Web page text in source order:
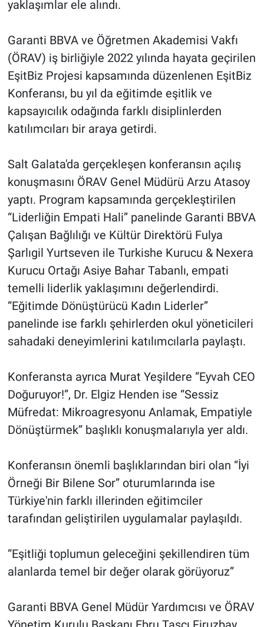
yaklaşımlar ele alındı.
Garanti BBVA ve Öğretmen Akademisi Vakfı
(ÖRAV) iş birliğiyle 2022 yılında hayata geçirilen
EşitBiz Projesi kapsamında düzenlenen EşitBiz
Konferansı, bu yıl da eğitimde eşitlik ve
kapsayıcılık odağında farklı disiplinlerden
katılımcıları bir araya getirdi.
Salt Galata'da gerçekleşen konferansın açılış
konuşmasını ÖRAV Genel Müdürü Arzu Atasoy
yaptı. Program kapsamında gerçekleştirilen
“Liderliğin Empati Hali” panelinde Garanti BBVA
Çalışan Bağlılığı ve Kültür Direktörü Fulya
Şarlıgil Yurtseven ile Turkishe Kurucu & Nexera
Kurucu Ortağı Asiye Bahar Tabanlı, empati
temelli liderlik yaklaşımını değerlendirdi.
“Eğitimde Dönüştürücü Kadın Liderler”
panelinde ise farklı şehirlerden okul yöneticileri
sahadaki deneyimlerini katılımcılarla paylaştı.
Konferansta ayrıca Murat Yeşildere “Eyvah CEO
Doğuruyor!”, Dr. Elgiz Henden ise “Sessiz
Müfredat: Mikroagresyonu Anlamak, Empatiyle
Dönüştürmek” başlıklı konuşmalarıyla yer aldı.
Konferansın önemli başlıklarından biri olan “İyi
Örneği Bir Bilene Sor” oturumlarında ise
Türkiye'nin farklı illerinden eğitimciler
tarafından geliştirilen uygulamalar paylaşıldı.
“Eşitliği toplumun geleceğini şekillendiren tüm
alanlarda temel bir değer olarak görüyoruz”
Garanti BBVA Genel Müdür Yardımcısı ve ÖRAV